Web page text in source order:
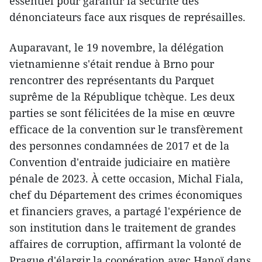
dénonciateurs face aux risques de représailles.
Auparavant, le 19 novembre, la délégation
vietnamienne s'était rendue à Brno pour
rencontrer des représentants du Parquet
suprême de la République tchèque. Les deux
parties se sont félicitées de la mise en œuvre
efficace de la convention sur le transfèrement
des personnes condamnées de 2017 et de la
Convention d'entraide judiciaire en matière
pénale de 2023. À cette occasion, Michal Fiala,
chef du Département des crimes économiques
et financiers graves, a partagé l'expérience de
son institution dans le traitement de grandes
affaires de corruption, affirmant la volonté de